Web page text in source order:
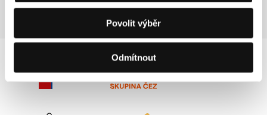
Povolit výběr
Odmítnout